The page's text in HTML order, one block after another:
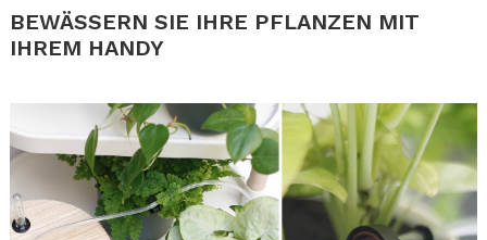
BEWÄSSERN SIE IHRE PFLANZEN MIT
IHREM HANDY